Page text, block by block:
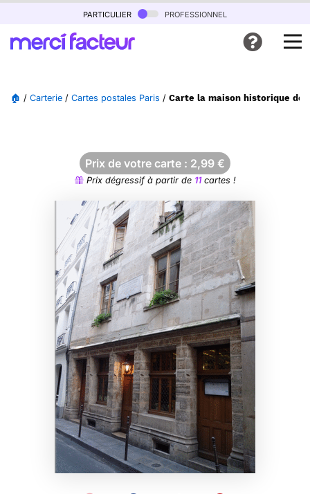
particulier professionnel
🏠 / Carterie / Cartes postales Paris / Carte la maison historique de
Prix de votre carte : 2,99 €
Prix dégressif à partir de 11cartes !